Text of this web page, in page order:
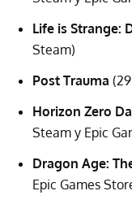
Life is Strange:
Steam)
Post Trauma
Horizon Zero
Steam y Epic
Dragon Age:
Epic Games